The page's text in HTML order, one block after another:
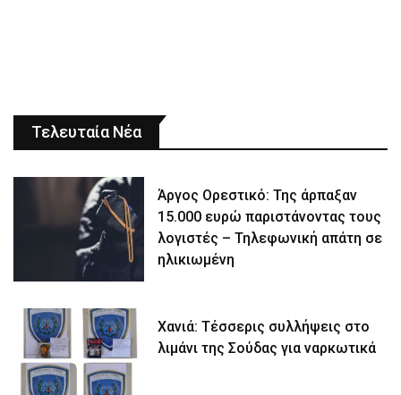
Τελευταία Νέα
Άργος Ορεστικό: Της άρπαξαν
15.000 ευρώ παριστάνοντας τους
λογιστές – Τηλεφωνική απάτη σε
ηλικιωμένη
Χανιά: Τέσσερις συλλήψεις στο
λιμάνι της Σούδας για ναρκωτικά